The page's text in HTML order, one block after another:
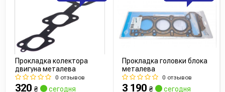
всему миру. Компания специализируется на разработке и
производстве поршней, поршневых колец, блоков
двигателей и других важных компонентов,
обеспечивающих стабильную работу двигателя и
эффективность топливной системы.
Вся продукция Kolbenschmidt производится с
использованием самых современных технологий, что
Прокладка колектора
двигуна металева
0 отзывов
320 ₴ сегодня
Прокладка головки блока
металева
0 отзывов
3 190 ₴ сегодня